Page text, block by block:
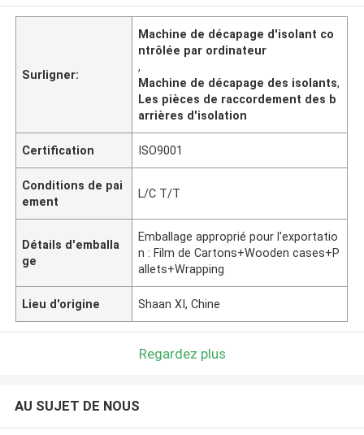
Surligner:
Machine de décapage d'isolant co
ntrôlée par ordinateur
,
Machine de décapage des isolants,
Les pièces de raccordement des b
arrières d'isolation
Certification ISO9001
Conditions de pai
ement
L/C T/T
Détails d'emballa
ge
Emballage approprié pour l'exportatio
n : Film de Cartons+Wooden cases+P
allets+Wrapping
Lieu d'origine Shaan XI, Chine
Regardez plus
AU SUJET DE NOUS